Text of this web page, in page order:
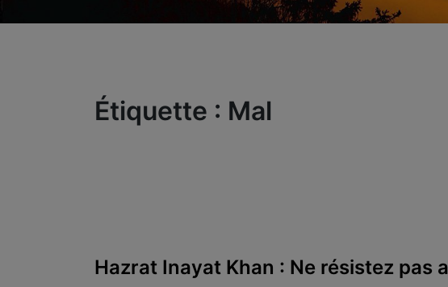
Étiquette : Mal
Hazrat Inayat Khan : Ne résistez pas